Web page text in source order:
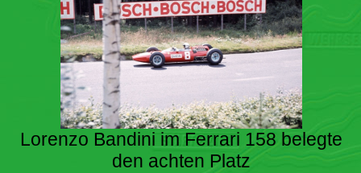
Lorenzo Bandini im Ferrari 158 belegte
den achten Platz